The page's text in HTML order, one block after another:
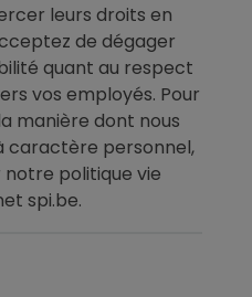
leurs droits en
de dégager
quant au respect
vos employés. Pour
manière dont nous
caractère personnel,
politique vie
spi.be.